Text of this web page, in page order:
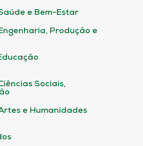
e Bem-Estar
Produção e
Sociais,
e Humanidades